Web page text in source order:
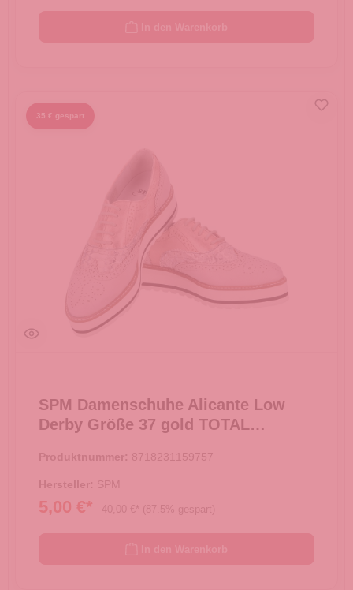
35 € gespart
SPM Damenschuhe Alicante Low
Derby Größe 37 gold TOTAL
Produktnummer: 8718231159757
Hersteller: SPM
5,00 €* 40,00 €* (87.5% gespart)